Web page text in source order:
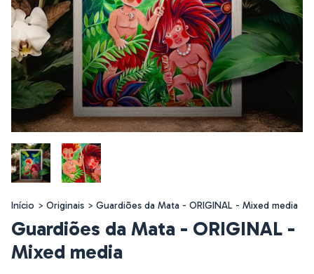
Início > Originais > Guardiões da Mata - ORIGINAL - Mixed media
Guardiões da Mata - ORIGINAL -
Mixed media